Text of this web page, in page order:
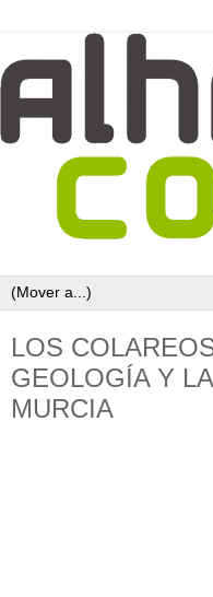
LOS
GEOLOGÍA Y
MURCIA